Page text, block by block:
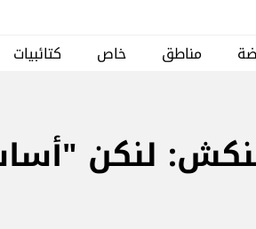
مناطق خاص كتائبيات
لنكن